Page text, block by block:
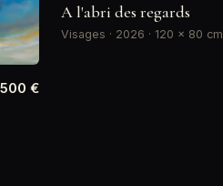
€
A l'abri des regards
Visages · 2026 · 120 × 80 cm